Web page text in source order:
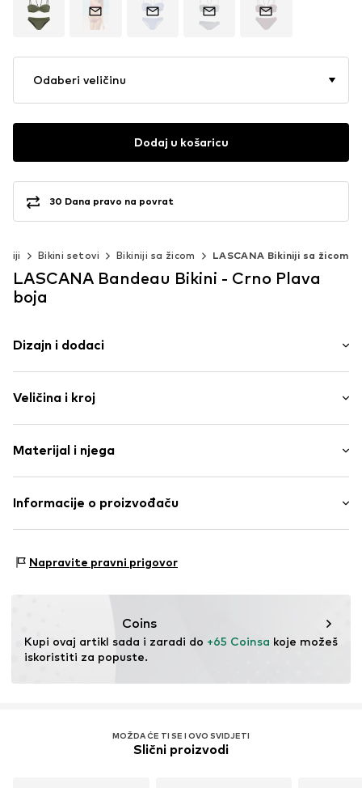
Odaberi veličinu
Dodaj u košaricu
30 Dana pravo na povrat
Bikini setovi Bikiniji sa žicom LASCANA Bikiniji sa žicom
LASCANA Bandeau Bikini - Crno Plava
boja
Dizajn i dodaci
Drapirano/nabrano
Bandeau
Multiway naramenice
Odvojive naramenice
Br. proizvoda LAS3192003000017
Veličina i kroj
Materijal i njega
Materijal: 11% Elastan, 89% Poliamid - PA
Informacije o proizvođaču
22179 Hamburg
Napravite pravni prigovor
Coins
Kupi ovaj artikl sada i zaradi do +65 Coinsa koje možeš
iskoristiti za popuste.
MOŽDA ĆE TI SE I OVO SVIDJETI
Slični proizvodi